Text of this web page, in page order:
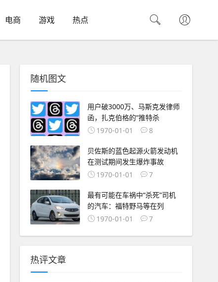
电商 游戏 热点
随机图文
用户破3000万、马斯克发律师
函，扎克伯格的“推特杀
1970-01-01
8
贝佐斯的蓝色起源火箭发动机
在测试期间发生爆炸事故
1970-01-01
7
最有可能在车祸中“杀死”司机
的汽车：福特野马等在列
1970-01-01
7
热评文章